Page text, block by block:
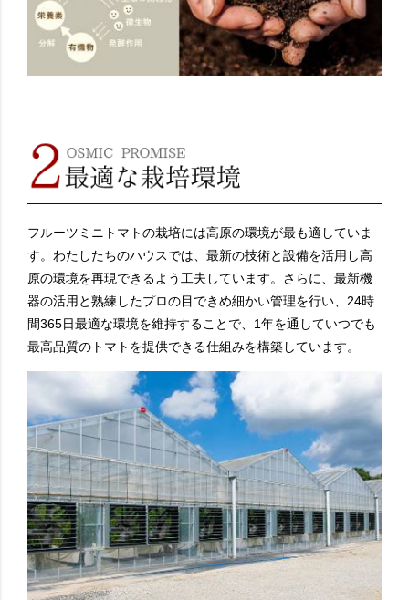
フルーツミニトマトの栽培には高原の環境が最も適していま
す。わたしたちのハウスでは、最新の技術と設備を活用し高
原の環境を再現できるよう工夫しています。さらに、最新機
器の活用と熟練したプロの目できめ細かい管理を行い、24時
間365日最適な環境を維持することで、1年を通していつでも
最高品質のトマトを提供できる仕組みを構築しています。